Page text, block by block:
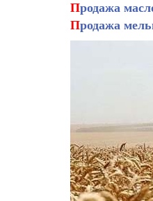
Продажа
Продажа